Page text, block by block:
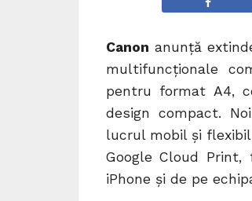
Canon anunţă
multifuncţionale
pentru format A4,
design compact.
lucrul mobil şi
Google Cloud
iPhone şi de pe